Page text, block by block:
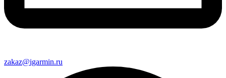
zakaz@igarmin.ru